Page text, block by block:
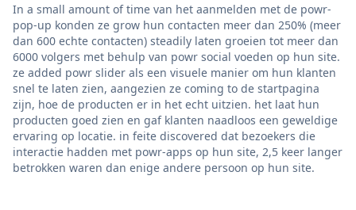
In a small amount of time van het aanmelden met de powr-
pop-up konden ze grow hun contacten meer dan 250% (meer
dan 600 echte contacten) steadily laten groeien tot meer dan
6000 volgers met behulp van powr social voeden op hun site.
ze added powr slider als een visuele manier om hun klanten
snel te laten zien, aangezien ze coming to de startpagina
zijn, hoe de producten er in het echt uitzien. het laat hun
producten goed zien en gaf klanten naadloos een geweldige
ervaring op locatie. in feite discovered dat bezoekers die
interactie hadden met powr-apps op hun site, 2,5 keer langer
betrokken waren dan enige andere persoon op hun site.